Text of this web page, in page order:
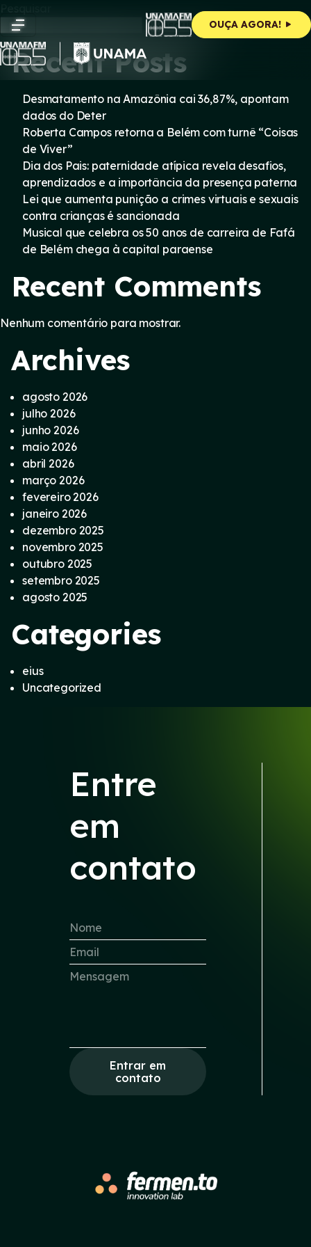
content
OUÇA AGORA!
Pesquisar
Pesquisar
Recent Posts
Desmatamento na Amazônia cai 36,87%, apontam
dados do Deter
Roberta Campos retorna a Belém com turnê “Coisas
de Viver”
Dia dos Pais: paternidade atípica revela desafios,
aprendizados e a importância da presença paterna
Lei que aumenta punição a crimes virtuais e sexuais
contra crianças é sancionada
Musical que celebra os 50 anos de carreira de Fafá
de Belém chega à capital paraense
Recent Comments
Nenhum comentário para mostrar.
Archives
agosto 2026
julho 2026
junho 2026
maio 2026
abril 2026
março 2026
fevereiro 2026
janeiro 2026
dezembro 2025
novembro 2025
outubro 2025
setembro 2025
agosto 2025
Categories
eius
Uncategorized
Entre
em
contato
Entrar em
contato